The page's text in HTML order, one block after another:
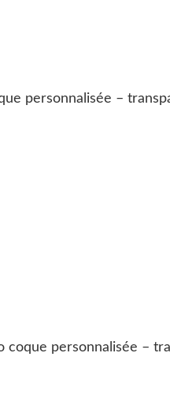
personnalisée –
personnalisée –